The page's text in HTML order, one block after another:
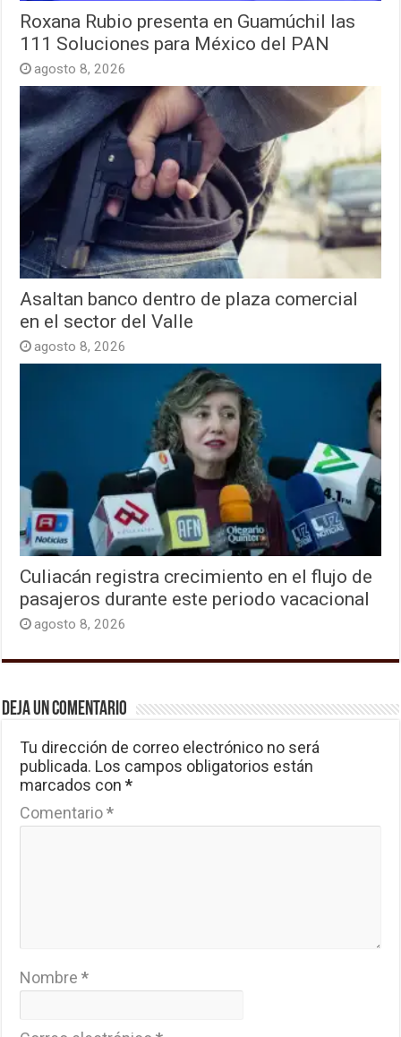
Roxana Rubio presenta en Guamúchil las
111 Soluciones para México del PAN
agosto 8, 2026
Asaltan banco dentro de plaza comercial
en el sector del Valle
agosto 8, 2026
Culiacán registra crecimiento en el flujo de
pasajeros durante este periodo vacacional
agosto 8, 2026
Deja un comentario
Tu dirección de correo electrónico no será
publicada. Los campos obligatorios están
marcados con*
Comentario*
Nombre*